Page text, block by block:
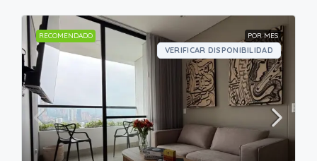
RECOMENDADO POR MES
VERIFICAR DISPONIBILIDAD